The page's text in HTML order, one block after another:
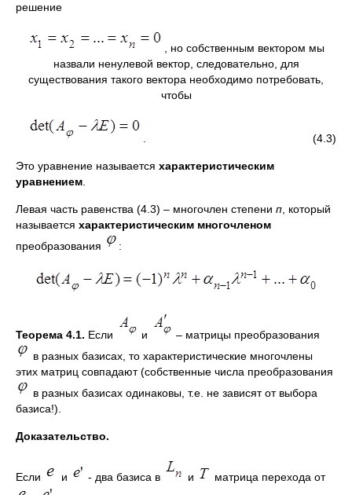
решение
, но собственным вектором мы
назвали ненулевой вектор, следовательно, для
существования такого вектора необходимо потребовать,
чтобы
. (4.3)
Это уравнение называется характеристическим
уравнением
Левая часть равенства (4.3) – многочлен степени п , который
называется характеристическим многочленом
преобразования
:
Теорема 4.1. Если и
– матрицы преобразования
в разных базисах, то характеристические многочлены
этих матриц совпадают (собственные числа преобразования
в разных базисах одинаковы, т.е. не зависят от выбора
базиса!).
Доказательство.
Если и - два базиса в и
матрица перехода от